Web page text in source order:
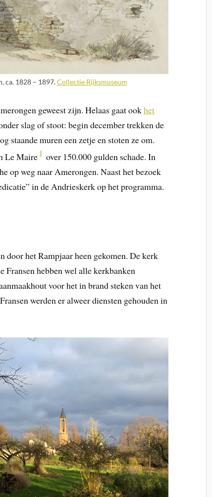
ca. 1828 – 1897.Collectie Rijksmuseum
geweest zijn. Helaas gaat ookhet
slag of stoot: begin december trekken de
staande muren een zetje en stoten ze om.
Le Maire1 over 150.000 gulden schade. In
op weg naar Amerongen. Naast het bezoek
in de Andrieskerk op het programma.
door het Rampjaar heen gekomen. De kerk
Fransen hebben wel alle kerkbanken
voor het in brand steken van het
werden er alweer diensten gehouden in